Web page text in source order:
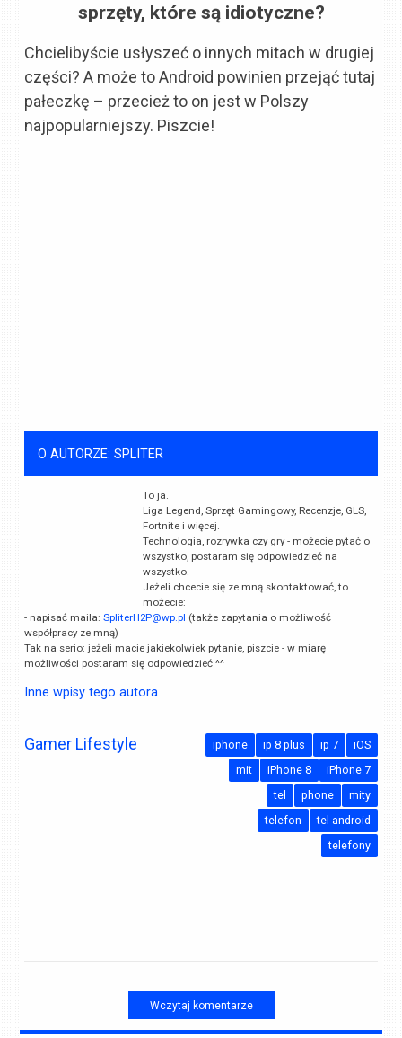
sprzęty, które są idiotyczne?
Chcielibyście usłyszeć o innych mitach w drugiej
części? A może to Android powinien przejąć tutaj
pałeczkę – przecież to on jest w Polszy
najpopularniejszy. Piszcie!
O AUTORZE: SPLITER
To ja.
Liga Legend, Sprzęt Gamingowy, Recenzje, GLS,
Fortnite i więcej.
Technologia, rozrywka czy gry - możecie pytać o
wszystko, postaram się odpowiedzieć na
wszystko.
Jeżeli chcecie się ze mną skontaktować, to
możecie:
- napisać maila:SpliterH2P@wp.pl (także zapytania o możliwość
współpracy ze mną)
Tak na serio: jeżeli macie jakiekolwiek pytanie, piszcie - w miarę
możliwości postaram się odpowiedzieć ^^
Inne wpisy tego autora
Gamer Lifestyle iOS
ip 7
ip 8 plus
iphone
iPhone 7
iPhone 8
mit
mity
phone
tel
tel android
telefon
telefony
Wczytaj komentarze